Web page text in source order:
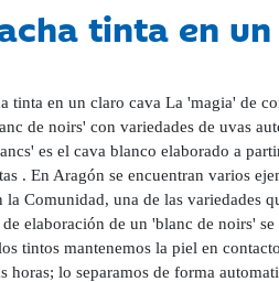
tinta en
tinta en un claro cava La 'magia' de
de noirs' con variedades de uvas
es el cava blanco elaborado a
. En Aragón se encuentran varios
Comunidad, una de las variedades
elaboración de un 'blanc de noirs'
tintos mantenemos la piel en
horas; lo separamos de forma